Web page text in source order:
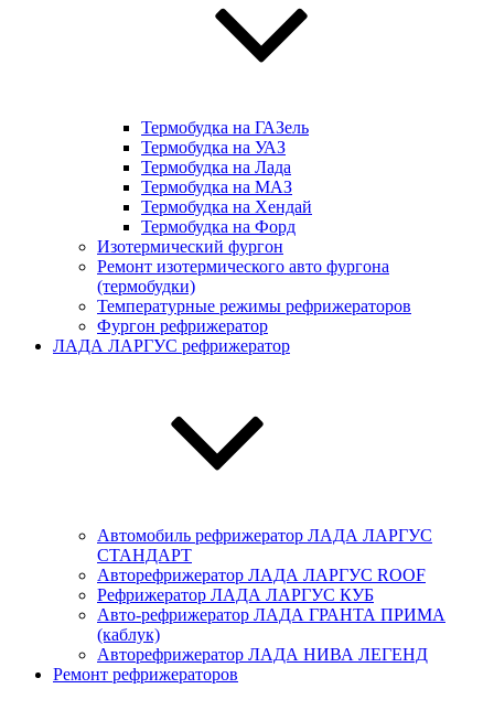
Термобудка на ГАЗель
Термобудка на УАЗ
Термобудка на Лада
Термобудка на МАЗ
Термобудка на Хендай
Термобудка на Форд
Изотермический фургон
Ремонт изотермического авто фургона
(термобудки)
Температурные режимы рефрижераторов
Фургон рефрижератор
ЛАДА ЛАРГУС рефрижератор
Автомобиль рефрижератор ЛАДА ЛАРГУC
СТАНДАРТ
Авторефрижератор ЛАДА ЛАРГУC ROOF
Рефрижератор ЛАДА ЛАРГУС КУБ
Авто-рефрижератор ЛАДА ГРАНТА ПРИМА
(каблук)
Авторефрижератор ЛАДА НИВА ЛЕГЕНД
Ремонт рефрижераторов